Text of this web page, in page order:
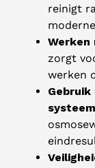
reinigt
Werken
zorgt
werken